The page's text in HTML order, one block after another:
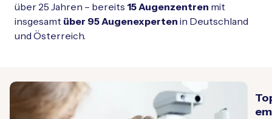
über 25 Jahren – bereits 15 Augenzentren mit
insgesamt über 95 Augenexperten in Deutschland
und Österreich.